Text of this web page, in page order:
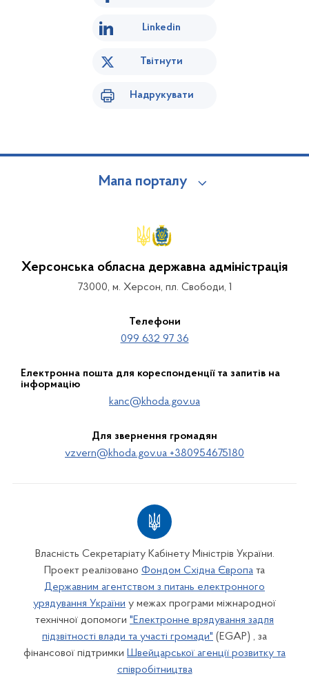
Linkedin
Твітнути
Надрукувати
Мапа порталу
Херсонська обласна державна адміністрація
73000, м. Херсон, пл. Свободи, 1
Телефони
099 632 97 36
Електронна пошта для кореспонденції та запитів на
інформацію
kanc@khoda.gov.ua
Для звернення громадян
vzvern@khoda.gov.ua +380954675180
Власність Секретаріату Кабінету Міністрів України.
Проект реалізовано Фондом Східна Європа та
Державним агентством з питань електронного
урядування України у межах програми міжнародної
технічної допомоги "Електронне врядування задля
підзвітності влади та участі громади" (EGAP) , за
фінансової підтримки Швейцарської агенції розвитку та
співробітництва